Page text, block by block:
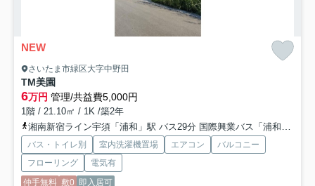
NEW
さいたま市緑区大字中野田
TM美園
6万円 管理/共益費5,000円
1階 / 21.10㎡ / 1K /築2年
湘南新宿ライン宇須「浦和」駅 バス29分 国際興業バス「浦和美園駅西口」 停歩8分
バス・トイレ別 室内洗濯機置場 エアコン
バルコニー
フローリング
電気有
仲手無料 敷0 即入居可